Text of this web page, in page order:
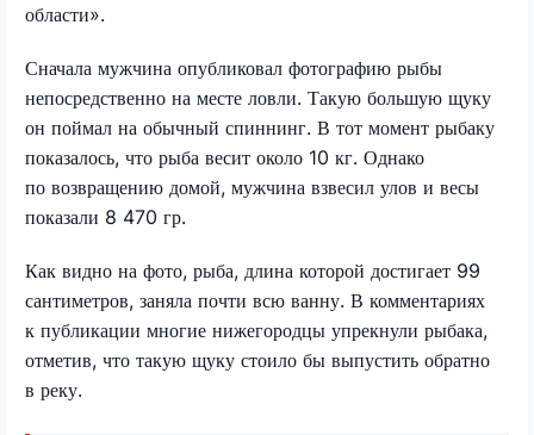
области».
Сначала мужчина опубликовал фотографию рыбы
непосредственно на месте ловли. Такую большую щуку
он поймал на обычный спиннинг. В тот момент рыбаку
показалось, что рыба весит около 10 кг. Однако
по возвращению домой, мужчина взвесил улов и весы
показали 8 470 гр.
Как видно на фото, рыба, длина которой достигает 99
сантиметров, заняла почти всю ванну. В комментариях
к публикации многие нижегородцы упрекнули рыбака,
отметив, что такую щуку стоило бы выпустить обратно
в реку.